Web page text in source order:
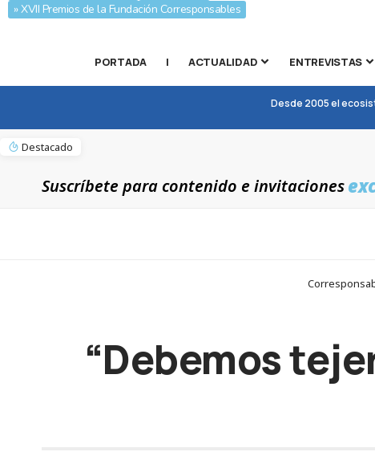
» XVII Premios de la Fundación Corresponsables
PORTADA | ACTUALIDAD ENTREVISTAS
Desde 2005 el
Destacado
Suscríbete para contenido e invitaciones
“Debemos